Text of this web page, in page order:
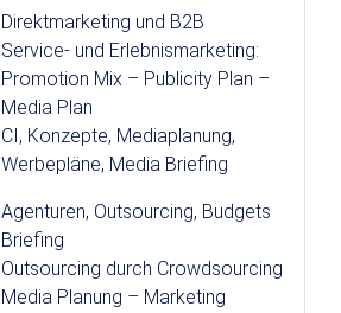
Direktmarketing und B2B
Service- und Erlebnismarketing:
Promotion Mix – Publicity Plan –
Media Plan
CI, Konzepte, Mediaplanung,
Werbepläne, Media Briefing
Agenturen, Outsourcing, Budgets
Briefing
Outsourcing durch Crowdsourcing
Media Planung – Marketing